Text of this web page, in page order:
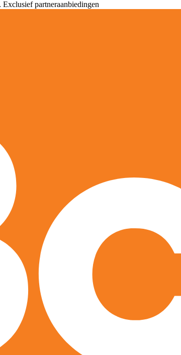
. Exclusief partneraanbiedingen